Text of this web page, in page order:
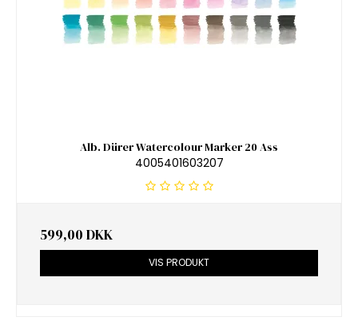
Alb. Dürer Watercolour Marker 20 Ass
4005401603207
599,00 DKK
VIS PRODUKT